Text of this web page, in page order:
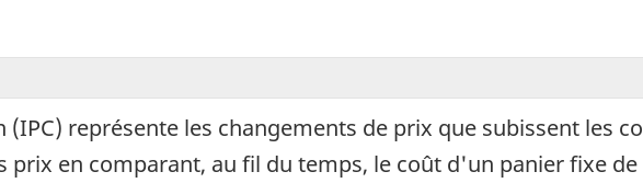
représente les changements de prix que subissent les
prix en comparant, au fil du temps, le coût d'un panier fixe de